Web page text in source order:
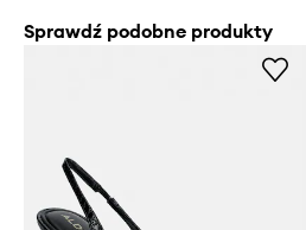
Sprawdź podobne produkty